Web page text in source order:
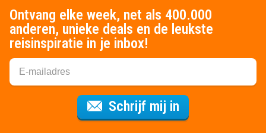
Ontvang elke week, net als 400.000
anderen, unieke deals en de leukste
reisinspiratie in je inbox!
Schrijf mij in